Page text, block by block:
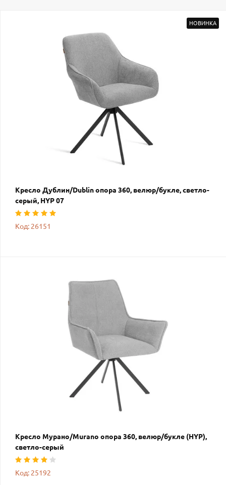
НОВИНКА
Кресло Дублин/Dublin опора 360, велюр/букле, светло-
серый, HYP 07
Код: 26151
Кресло Мурано/Murano опора 360, велюр/букле (HYP),
светло-серый
Код: 25192